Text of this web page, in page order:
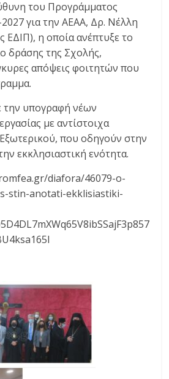
του Προγράμματος
για την ΑΕΑΑ, Δρ. Νέλλη
ΕΔΙΠ), η οποία ανέπτυξε το
δράσης της Σχολής,
απόψεις φοιτητών που
την υπογραφή νέων
με αντίστοιχα
που οδηγούν στην
εκκλησιαστική ενότητα.
diafora/46079-o-
stin-anotati-ekklisiastiki-